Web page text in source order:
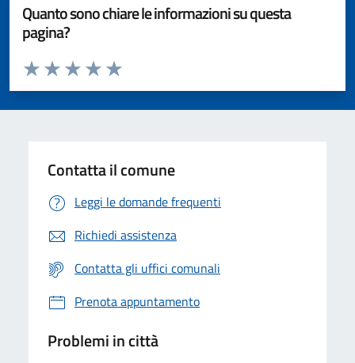
Quanto sono chiare le informazioni su questa
pagina?
Valuta da 1 a 5 stelle la pagina
Valuta 5 stelle su 5
Valuta 4 stelle su 5
Valuta 3 stelle su 5
Valuta 2 stelle su 5
Valuta 1 stelle su 5
Contatta il comune
Leggi le domande frequenti
Richiedi assistenza
Contatta gli uffici comunali
Prenota appuntamento
Problemi in città